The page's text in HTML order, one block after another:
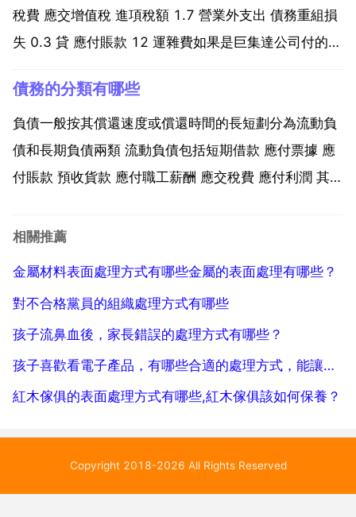
償...
稅費 應交增值稅 進項稅額 1.7 營業外支出 債務重組損
失 0.3 貸 應付賬款 12 運雜費如果是巨集達公司付的應
交增值稅 進項稅 1.707 1.7 0.1 7 營業外支...
債務的分類有哪些
負債一般按其償還速度或償還時間的長短劃分為流動負
債和長期負債兩類 流動負債包括短期借款 應付票據 應
付賬款 預收貨款 應付職工薪酬 應交稅費 應付利潤 其他
長期應付款等。一 債務的分類 我們把債務分為兩類 一
相關推薦
金屬材料表面處理方式有哪些金屬的表面處理有哪些？
對不合格黨員的組織處理方式有哪些
孩子流鼻血後，家長錯誤的處理方式有哪些？
孩子喜歡看電子產品，有哪些合適的處理方式，能讓他們放下電子產品
紅木傢俱的表面處理方式有哪些,紅木傢俱該如何保養？
Copyright 2018-2026 All Rights Reserved